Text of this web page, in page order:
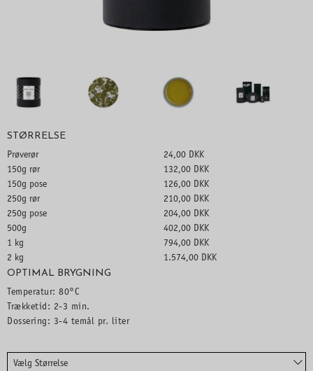
STØRRELSE
Prøverør
24,00 DKK
150g rør
132,00 DKK
150g pose
126,00 DKK
250g rør
210,00 DKK
250g pose
204,00 DKK
500g
402,00 DKK
1 kg
794,00 DKK
2 kg
1.574,00 DKK
OPTIMAL BRYGNING
Temperatur: 80°C
Trækketid: 2-3 min.
Dossering: 3-4 temål pr. liter
Vælg Størrelse